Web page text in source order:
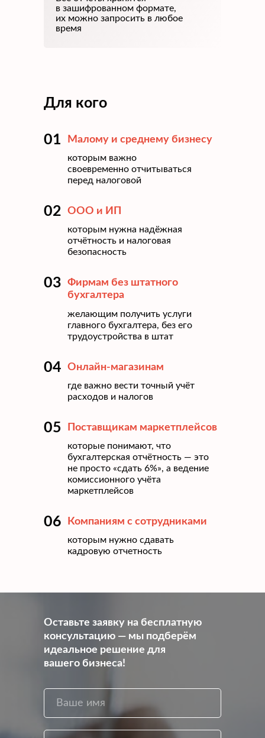
в зашифрованном формате,
их можно запросить в любое
время
Для кого
которым важно
своевременно отчитываться
перед налоговой
Малому и среднему бизнесу
01
ООО и ИП
которым нужна надёжная
отчётность и налоговая
безопасность
02
желающим получить услуги
главного бухгалтера, без его
трудоустройства в штат
Фирмам без штатного
бухгалтера
03
05
которые понимают, что
бухгалтерская отчётность — это
не просто «сдать 6%», а ведение
комиссионного учёта
маркетплейсов
Поставщикам маркетплейсов
Компаниям с сотрудниками
которым нужно сдавать
кадровую отчетность
06
04 Онлайн-магазинам
где важно вести точный учёт
расходов и налогов
Оставьте заявку на бесплатную
консультацию — мы подберём
идеальное решение для
вашего бизнеса!